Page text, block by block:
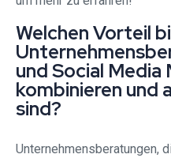
Welchen Vorteil
und Social Media
kombinieren und
sind?
Unternehmensberatungen,